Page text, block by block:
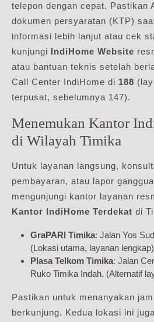
telepon dengan cepat. Pastikan
dokumen persyaratan (KTP)
informasi lebih lanjut atau cek
kunjungi IndiHome Website
atau bantuan teknis setelah
Call Center IndiHome di 188
terpusat, sebelumnya 147).
Menemukan Kantor
di Wilayah Timika
Untuk layanan langsung,
pembayaran, atau lapor
mengunjungi kantor layanan
Kantor IndiHome Terdekat di
GraPARI Timika: Jalan Yos
(Lokasi utama, layanan lengkap)
Plasa Telkom Timika: Jalan
Ruko Timika Indah. (Alternatif
Pastikan untuk menanyakan
berkunjung. Kedua lokasi ini